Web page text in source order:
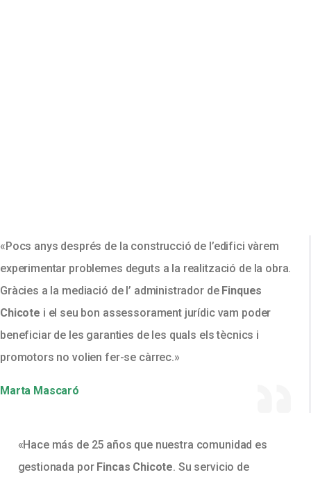
«Pocs anys després de la construcció de l’edifici vàrem
experimentar problemes deguts a la realització de la obra.
Gràcies a la mediació de l’ administrador de Finques
Chicote i el seu bon assessorament jurídic vam poder
beneficiar de les garanties de les quals els tècnics i
promotors no volien fer-se càrrec.»
Marta Mascaró
«Hace más de 25 años que nuestra comunidad es
gestionada por Fincas Chicote. Su servicio de